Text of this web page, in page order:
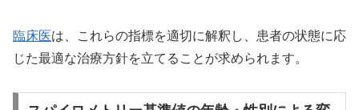
臨床医は、これらの指標を適切に解釈し、患者の状態に応
じた最適な治療方針を立てることが求められます。